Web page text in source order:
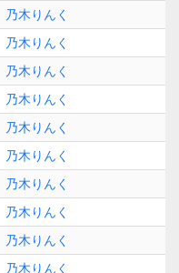
乃木りんく
乃木りんく
乃木りんく
乃木りんく
乃木りんく
乃木りんく
乃木りんく
乃木りんく
乃木りんく
乃木りんく